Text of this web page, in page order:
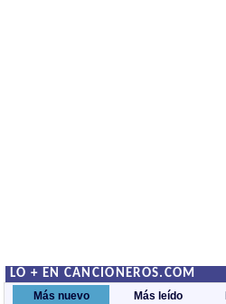
LO + EN CANCIONEROS.COM
Más nuevo Más leído